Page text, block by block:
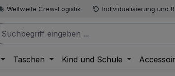
Weltweite Crew-Logistik Individualisierung und
Taschen Kind und Schule